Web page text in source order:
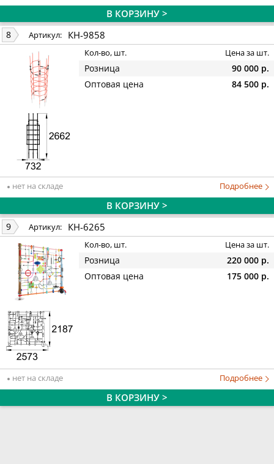
В КОРЗИНУ >
8 Артикул: КН-9858
Кол-во, шт. Цена за шт.
Розница
90 000 р.
Оптовая цена
84 500 р.
нет на складе Подробнее
В КОРЗИНУ >
9 Артикул: КН-6265
Кол-во, шт. Цена за шт.
Розница
220 000 р.
Оптовая цена
175 000 р.
нет на складе Подробнее
В КОРЗИНУ >